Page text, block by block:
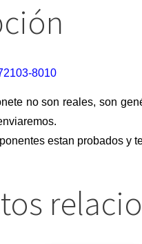
8010
no son reales, son
estan probados y